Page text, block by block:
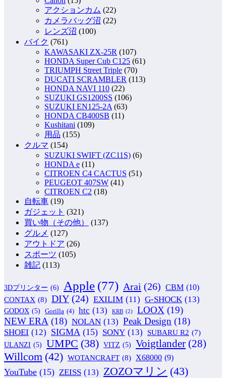
アクションカム (22)
カメラバッグ沼 (22)
レンズ沼 (100)
バイク (761)
KAWASAKI ZX-25R (107)
HONDA Super Cub C125 (61)
TRIUMPH Street Triple (70)
DUCATI SCRAMBLER (113)
HONDA NAVI 110 (22)
SUZUKI GS1200SS (106)
SUZUKI EN125-2A (63)
HONDA CB400SB (11)
Kushitani (109)
用品 (155)
クルマ (154)
SUZUKI SWIFT (ZC11S) (6)
HONDA e (11)
CITROEN C4 CACTUS (51)
PEUGEOT 407SW (41)
CITROEN C2 (18)
自転車 (19)
ガジェット (321)
買い物（その他）
(137)
グルメ (127)
アウトドア (26)
スポーツ (105)
雑記 (113)
3Dプリンター (6) Apple (77) Arai (26) CBM (10)
CONTAX (8) DIY (24) EXILIM (11) G-SHOCK (13)
GODOX (5) Gorilla (4) htc (13) KRB (2) LOOX (19)
NEW ERA (18) NOLAN (13) Peak Design (18)
SHOEI (12) SIGMA (15) SONY (13) SUBARU R2 (7)
ULANZI (5) UMPC (38) VITZ (5) Voigtlander (28)
Willcom (42) WOTANCRAFT (8) X68000 (9)
YouTube (15) ZEISS (13) ZOZOマリン (43)